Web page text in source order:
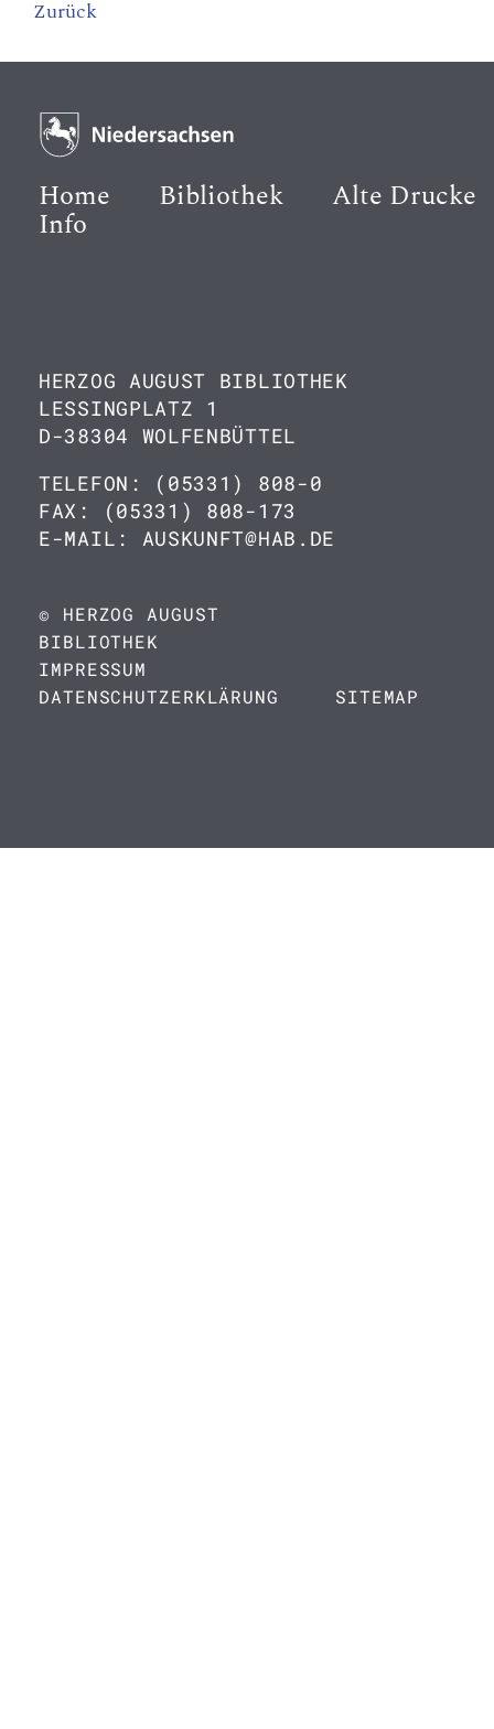
Zurück
Home Bibliothek Alte Drucke
Info
HERZOG AUGUST BIBLIOTHEK
LESSINGPLATZ 1
D-38304 WOLFENBÜTTEL
TELEFON: (05331) 808-0
FAX: (05331) 808-173
E-MAIL: AUSKUNFT@HAB.DE
© HERZOG AUGUST
BIBLIOTHEK
IMPRESSUM
DATENSCHUTZERKLÄRUNG
SITEMAP